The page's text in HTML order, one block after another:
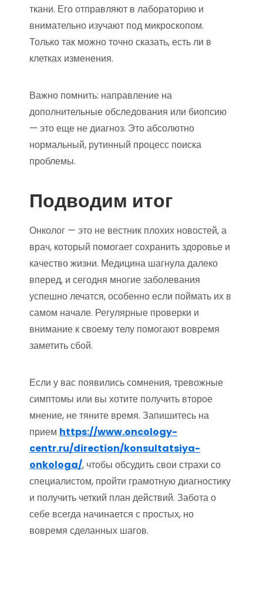
ткани. Его отправляют в лабораторию и
внимательно изучают под микроскопом.
Только так можно точно сказать, есть ли в
клетках изменения.
Важно помнить: направление на
дополнительные обследования или биопсию
— это еще не диагноз. Это абсолютно
нормальный, рутинный процесс поиска
проблемы.
Подводим итог
Онколог — это не вестник плохих новостей, а
врач, который помогает сохранить здоровье и
качество жизни. Медицина шагнула далеко
вперед, и сегодня многие заболевания
успешно лечатся, особенно если поймать их в
самом начале. Регулярные проверки и
внимание к своему телу помогают вовремя
заметить сбой.
Если у вас появились сомнения, тревожные
симптомы или вы хотите получить второе
мнение, не тяните время. Запишитесь на
прием https://www.oncology-
centr.ru/direction/konsultatsiya-
onkologa/, чтобы обсудить свои страхи со
специалистом, пройти грамотную диагностику
и получить четкий план действий. Забота о
себе всегда начинается с простых, но
вовремя сделанных шагов.